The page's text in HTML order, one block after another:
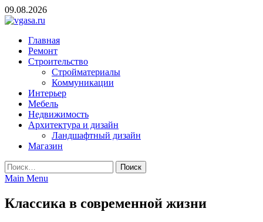
Skip
to
09.08.2026
vgasa.ru
Строительный журнал. Всё о строительстве и ремонтах
Главная
Ремонт
Строительство
Стройматериалы
Коммуникации
Интерьер
Мебель
Недвижимость
Архитектура и дизайн
Ландшафтный дизайн
Магазин
Найти:
Main Menu
Классика в современной жизни